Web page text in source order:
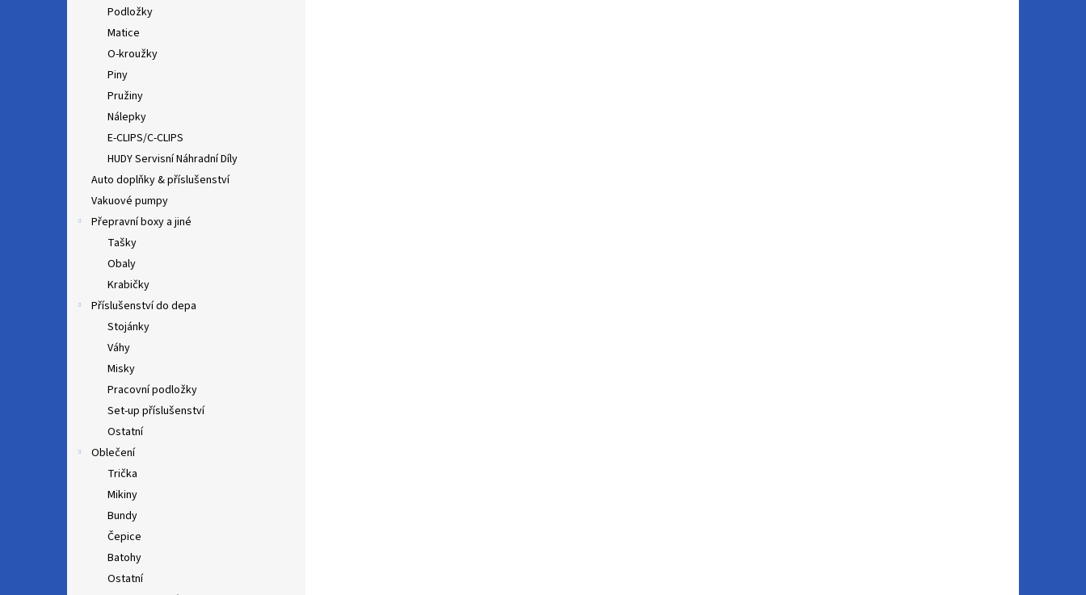
Podložky
Matice
O-kroužky
Piny
Pružiny
Nálepky
E-CLIPS/C-CLIPS
HUDY Servisní Náhradní Díly
Auto doplňky & příslušenství
Vakuové pumpy
Přepravní boxy a jiné
Tašky
Obaly
Krabičky
Příslušenství do depa
Stojánky
Váhy
Misky
Pracovní podložky
Set-up příslušenství
Ostatní
Oblečení
Trička
Mikiny
Bundy
Čepice
Batohy
Ostatní